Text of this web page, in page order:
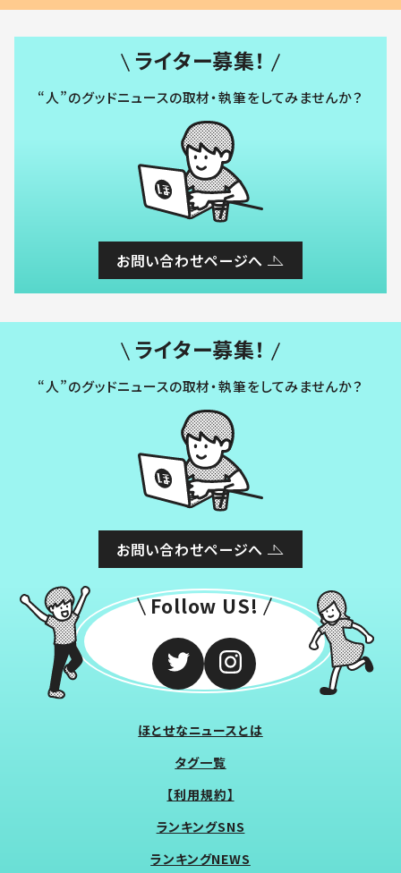
ライター募集！
“人”のグッドニュースの取材・執筆をしてみませんか？
お問い合わせページへ
ライター募集！
“人”のグッドニュースの取材・執筆をしてみませんか？
お問い合わせページへ
Follow US!
ほとせなニュースとは
タグ一覧
【利用規約】
ランキングSNS
ランキングNEWS